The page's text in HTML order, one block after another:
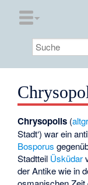
Chrysopolis (
Stadt‘) war ein
Bosporus
Stadtteil Üsküdar
der Antike wie in